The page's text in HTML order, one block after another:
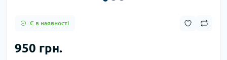
Є в наявності
950 грн.